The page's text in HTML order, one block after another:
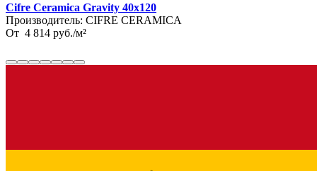
Cifre Ceramica Gravity 40x120
Производитель: CIFRE CERAMICA
От 4 814 руб./м²